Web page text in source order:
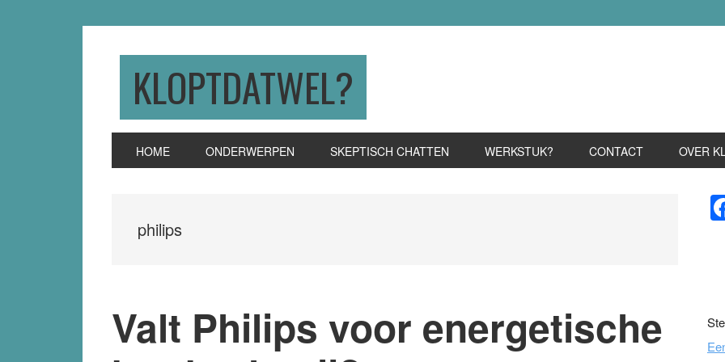
KLOPTDATWEL?
HOME ONDERWERPEN SKEPTISCH CHATTEN WERKSTUK? CONTACT OVER
philips
Valt Philips voor energetische